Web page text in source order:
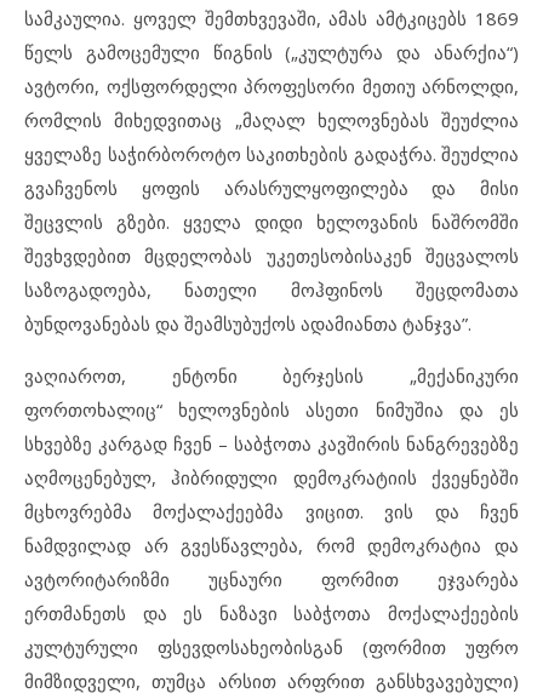
სამკაულია. ყოველ შემთხვევაში, ამას ამტკიცებს 1869
წელს გამოცემული წიგნის („კულტურა და ანარქია“)
ავტორი, ოქსფორდელი პროფესორი მეთიუ არნოლდი,
რომლის მიხედვითაც „მაღალ ხელოვნებას შეუძლია
ყველაზე საჭირბოროტო საკითხების გადაჭრა. შეუძლია
გვაჩვენოს ყოფის არასრულყოფილება და მისი
შეცვლის გზები. ყველა დიდი ხელოვანის ნაშრომში
შევხვდებით მცდელობას უკეთესობისაკენ შეცვალოს
საზოგადოება, ნათელი მოჰფინოს შეცდომათა
ბუნდოვანებას და შეამსუბუქოს ადამიანთა ტანჯვა”.
ვაღიაროთ, ენტონი ბერჯესის „მექანიკური
ფორთოხალიც“ ხელოვნების ასეთი ნიმუშია და ეს
სხვებზე კარგად ჩვენ – საბჭოთა კავშირის ნანგრევებზე
აღმოცენებულ, ჰიბრიდული დემოკრატიის ქვეყნებში
მცხოვრებმა მოქალაქეებმა ვიცით. ვის და ჩვენ
ნამდვილად არ გვესწავლება, რომ დემოკრატია და
ავტორიტარიზმი უცნაური ფორმით ეჯვარება
ერთმანეთს და ეს ნაზავი საბჭოთა მოქალაქეების
კულტურული ფსევდოსახეობისგან (ფორმით უფრო
მიმზიდველი, თუმცა არსით არფრით განსხვავებული)